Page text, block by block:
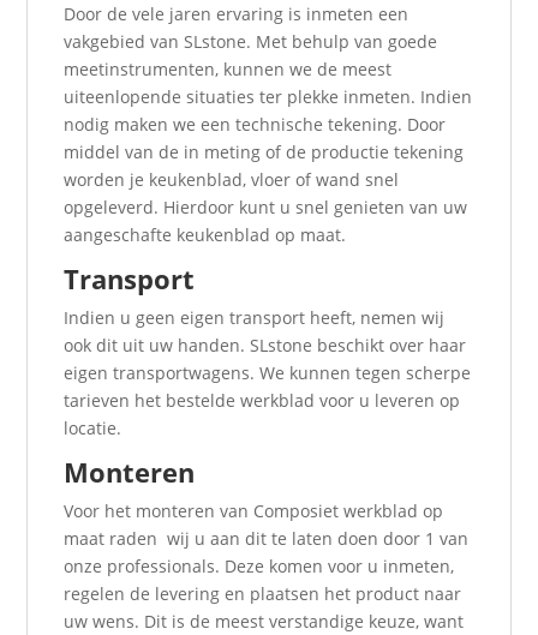
Door de vele jaren ervaring is inmeten een
vakgebied van SLstone. Met behulp van goede
meetinstrumenten, kunnen we de meest
uiteenlopende situaties ter plekke inmeten. Indien
nodig maken we een technische tekening. Door
middel van de in meting of de productie tekening
worden je keukenblad, vloer of wand snel
opgeleverd. Hierdoor kunt u snel genieten van uw
aangeschafte keukenblad op maat.
Transport
Indien u geen eigen transport heeft, nemen wij
ook dit uit uw handen. SLstone beschikt over haar
eigen transportwagens. We kunnen tegen scherpe
tarieven het bestelde werkblad voor u leveren op
locatie.
Monteren
Voor het monteren van Composiet werkblad op
maat raden wij u aan dit te laten doen door 1 van
onze professionals. Deze komen voor u inmeten,
regelen de levering en plaatsen het product naar
uw wens. Dit is de meest verstandige keuze, want